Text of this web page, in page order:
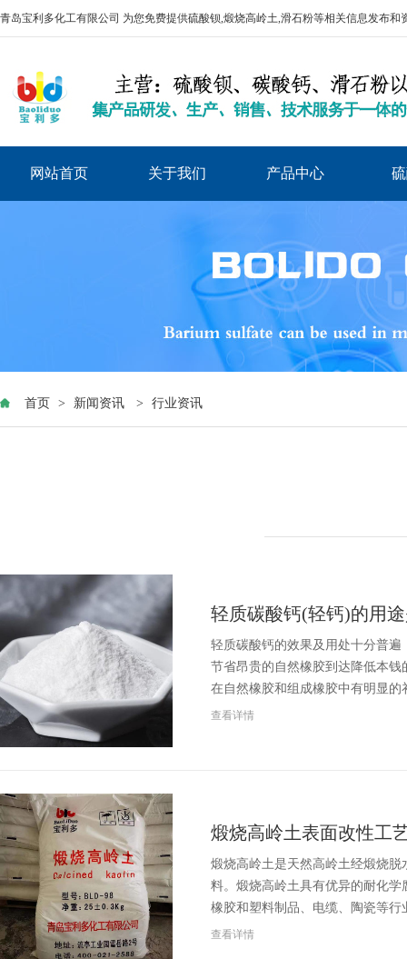
青岛宝利多化工有限公司 为您免费提供硫酸钡,煅烧高岭土,滑石粉等相关信息发布和
网站首页 关于我们 产品中心
首页 > 新闻资讯 > 行业资讯
轻质碳酸钙(轻钙)的用
轻质碳酸钙的效果及用处十分普
节省昂贵的自然橡胶到达降低本
在自然橡胶和组成橡胶中有明显
查看详情
煅烧高岭土表面改性工
煅烧高岭土是天然高岭土经煅烧
料。煅烧高岭土具有优异的耐化
橡胶和塑料制品、电缆、陶瓷等
查看详情